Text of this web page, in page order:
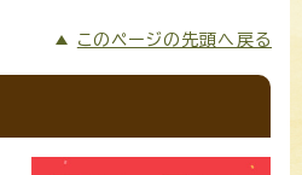
このページの先頭へ戻る